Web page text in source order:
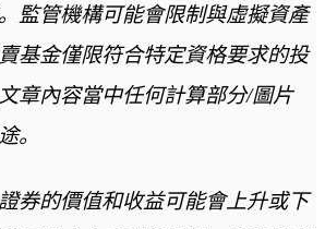
監管機構可能會限制與虛擬資產
基金僅限符合特定資格要求的投
章內容當中任何計算部分/圖片
。
券的價值和收益可能會上升或下